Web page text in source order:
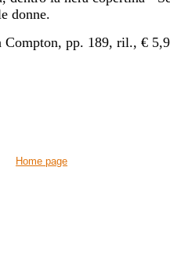
donne.
Compton, pp. 189, ril., €
Home page